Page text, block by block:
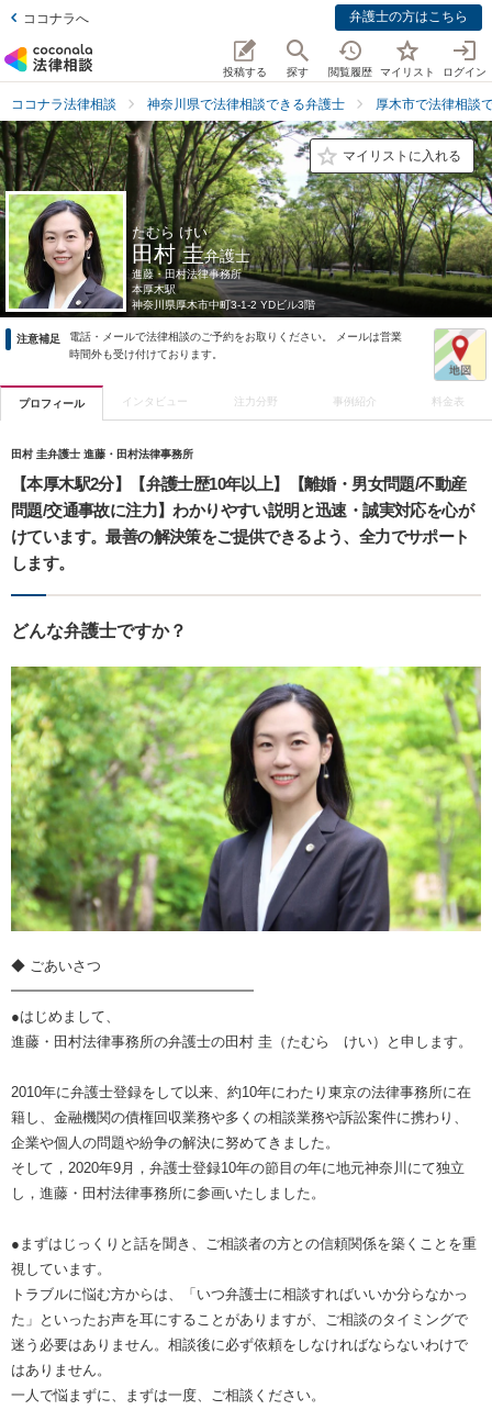
ココナラへ 弁護士の方はこちら
投稿する 探す 閲覧履歴 マイリスト ログイン
ココナラ法律相談 神奈川県で法律相談できる弁護士 厚木市で法律相談
マイリストに入れる
たむら けい
田村 圭弁護士
進藤・田村法律事務所
本厚木駅
神奈川県厚木市中町3-1-2 YDビル3階
注意補足
電話・メールで法律相談のご予約をお取りください。 メールは営業
時間外も受け付けております。
プロフィール インタビュー 注力分野 事例紹介 料金表
田村 圭弁護士 進藤・田村法律事務所
【本厚木駅2分】【弁護士歴10年以上】【離婚・男女問題/不動産
問題/交通事故に注力】わかりやすい説明と迅速・誠実対応を心が
けています。最善の解決策をご提供できるよう、全力でサポート
します。
どんな弁護士ですか？
◆ ごあいさつ
━━━━━━━━━━━━━━━━━
●はじめまして、
進藤・田村法律事務所の弁護士の田村 圭（たむら けい）と申します。
2010年に弁護士登録をして以来、約10年にわたり東京の法律事務所に在
籍し、金融機関の債権回収業務や多くの相談業務や訴訟案件に携わり、
企業や個人の問題や紛争の解決に努めてきました。
そして，2020年9月，弁護士登録10年の節目の年に地元神奈川にて独立
し，進藤・田村法律事務所に参画いたしました。
●まずはじっくりと話を聞き、ご相談者の方との信頼関係を築くことを重
視しています。
トラブルに悩む方からは、「いつ弁護士に相談すればいいか分らなかっ
た」といったお声を耳にすることがありますが、ご相談のタイミングで
迷う必要はありません。相談後に必ず依頼をしなければならないわけで
はありません。
一人で悩まずに、まずは一度、ご相談ください。